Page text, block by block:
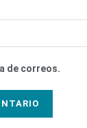
de correos.